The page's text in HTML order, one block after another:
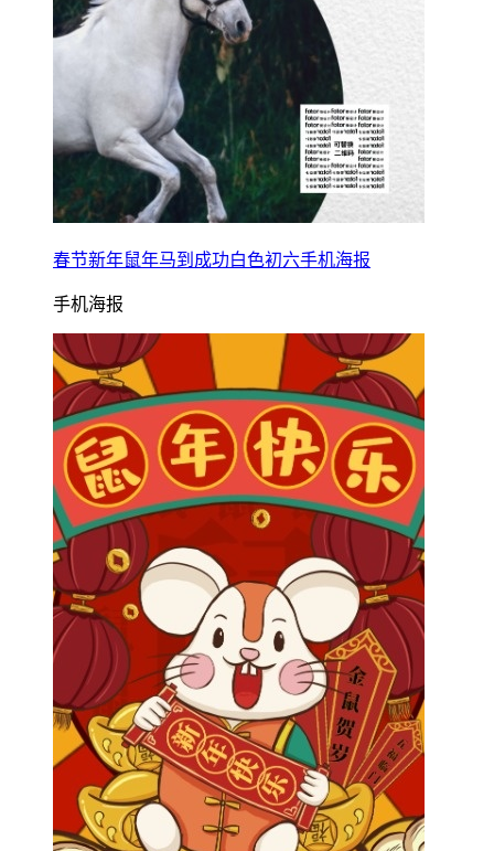
春节新年鼠年马到成功白色初六手机海报
手机海报